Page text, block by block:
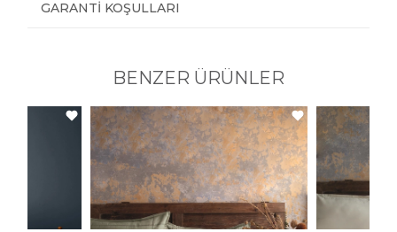
GARANTI KOŞULLARI
BENZER ÜRÜNLER